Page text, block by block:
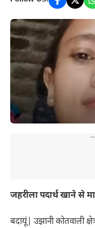
जहरीला पदार्थ खाने से
बदायूं| उझानी कोतवाली